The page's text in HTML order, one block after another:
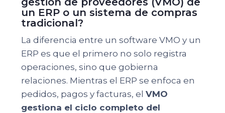
un ERP o un sistema de compras
tradicional?
La diferencia entre un software VMO y un
ERP es que el primero no solo registra
operaciones, sino que gobierna
relaciones. Mientras el ERP se enfoca en
pedidos, pagos y facturas, el VMO
gestiona el ciclo completo del